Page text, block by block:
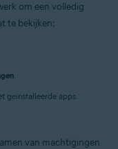
om een volledig
te bekijken:
.
geïnstalleerde apps.
van machtigingen